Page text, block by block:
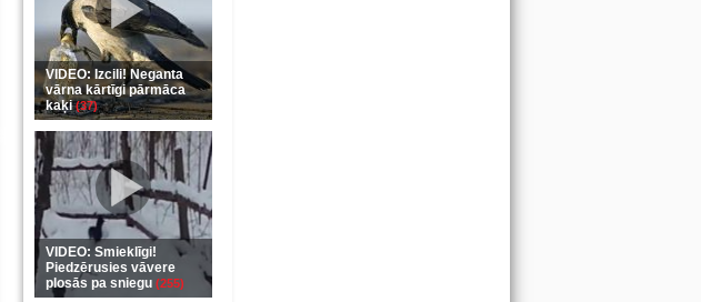
VIDEO: Izcili! Neganta
vārna kārtīgi pārmāca
kaķi(37)
VIDEO: Smieklīgi!
Piedzērusies vāvere
plosās pa sniegu (255)